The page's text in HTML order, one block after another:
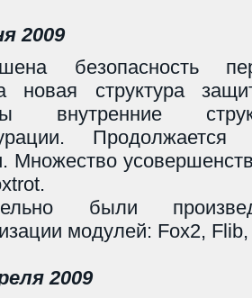
2009
безопасность
новая структура
внутренние
Продолжается
Множество
были
модулей: Fox2,
2009